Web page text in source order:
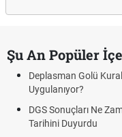
Şu An Popüler
Deplasman Golü
Uygulanıyor?
DGS Sonuçları Ne
Tarihini Duyurdu